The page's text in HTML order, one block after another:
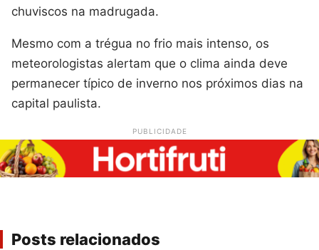
chuviscos na madrugada.
Mesmo com a trégua no frio mais intenso, os
meteorologistas alertam que o clima ainda deve
permanecer típico de inverno nos próximos dias na
capital paulista.
PUBLICIDADE
Posts relacionados